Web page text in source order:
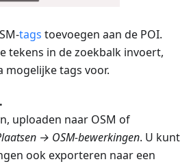
tags toevoegen aan de POI.
tekens in de zoekbalk invoert,
tags voor.
uploaden naar OSM of
→ OSM-bewerkingen. U kunt
ook exporteren naar een